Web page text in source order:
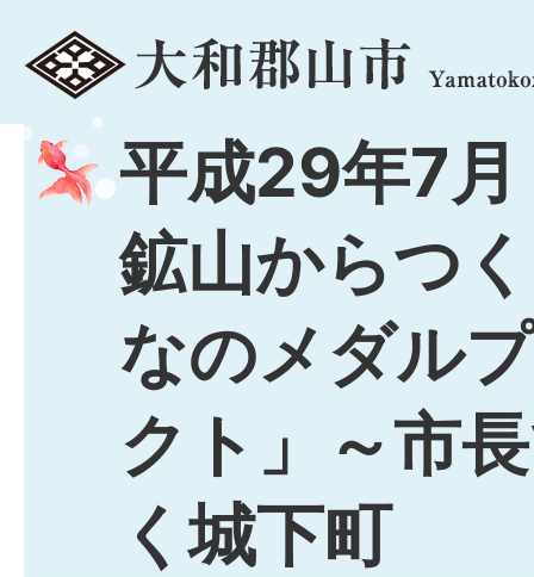
menu
平成29年7
鉱山からつ
なのメダル
クト」～市
く城下町